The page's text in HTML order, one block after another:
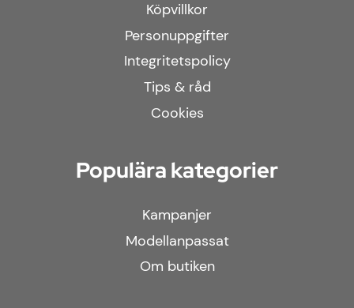
Köpvillkor
Personuppgifter
Integritetspolicy
Tips & råd
Cookies
Populära kategorier
Kampanjer
Modellanpassat
Om butiken